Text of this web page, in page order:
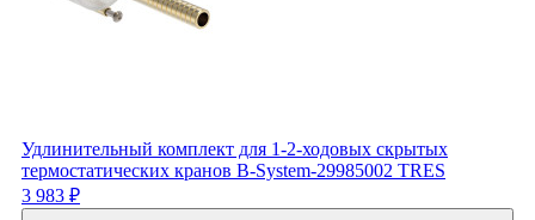
Удлинительный комплект для 1-2-ходовых скрытых
термостатических кранов B-System-29985002 TRES
3 983 ₽